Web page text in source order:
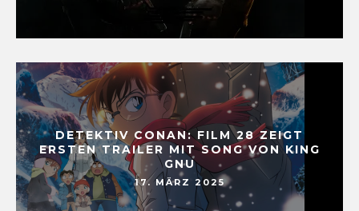
DETEKTIV CONAN: FILM 28 ZEIGT
ERSTEN TRAILER MIT SONG VON KING
GNU
17. MÄRZ 2025